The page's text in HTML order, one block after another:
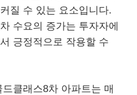
질 수 있는 요소입니다.
수요의 증가는 투자자에
긍정적으로 작용할 수
클래스8차 아파트는 매